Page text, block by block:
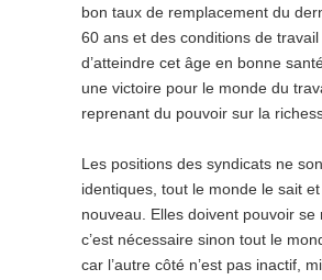
bon taux de remplacement du
60 ans et des conditions de
d’atteindre cet âge en bonne
une victoire pour le monde du
reprenant du pouvoir sur la
Les positions des syndicats ne
identiques, tout le monde le sait et
nouveau. Elles doivent pouvoir se
c’est nécessaire sinon tout le
car l’autre côté n’est pas inactif,